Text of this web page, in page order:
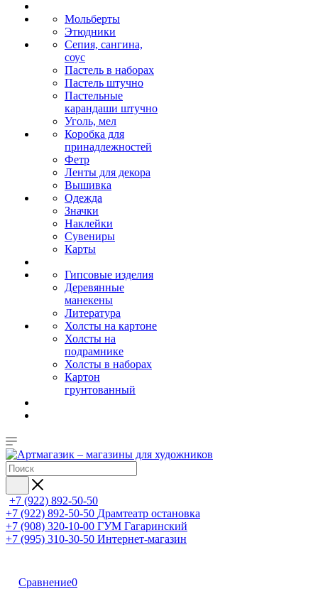
Мольберты
Этюдники
Сепия, сангина,
соус
Пастель в наборах
Пастель штучно
Пастельные
карандаши штучно
Уголь, мел
Коробка для
принадлежностей
Фетр
Ленты для декора
Вышивка
Одежда
Значки
Наклейки
Сувениры
Карты
Гипсовые изделия
Деревянные
манекены
Литература
Холсты на картоне
Холсты на
подрамнике
Холсты в наборах
Картон
грунтованный
+7 (922) 892-50-50
+7 (922) 892-50-50 Драмтеатр остановка
+7 (908) 320-10-00 ГУМ Гагаринский
+7 (995) 310-30-50 Интернет-магазин
Сравнение0